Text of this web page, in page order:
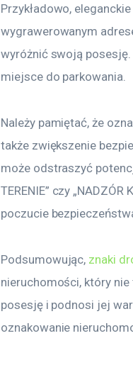
Przykładowo,
wygrawerowanym
wyróżnić swoją posesję.
miejsce do parkowania.
Należy pamiętać, że
także zwiększenie
może odstraszyć
TERENIE” czy
poczucie
Podsumowując, znaki
nieruchomości, który
posesję i podnosi jej
oznakowanie